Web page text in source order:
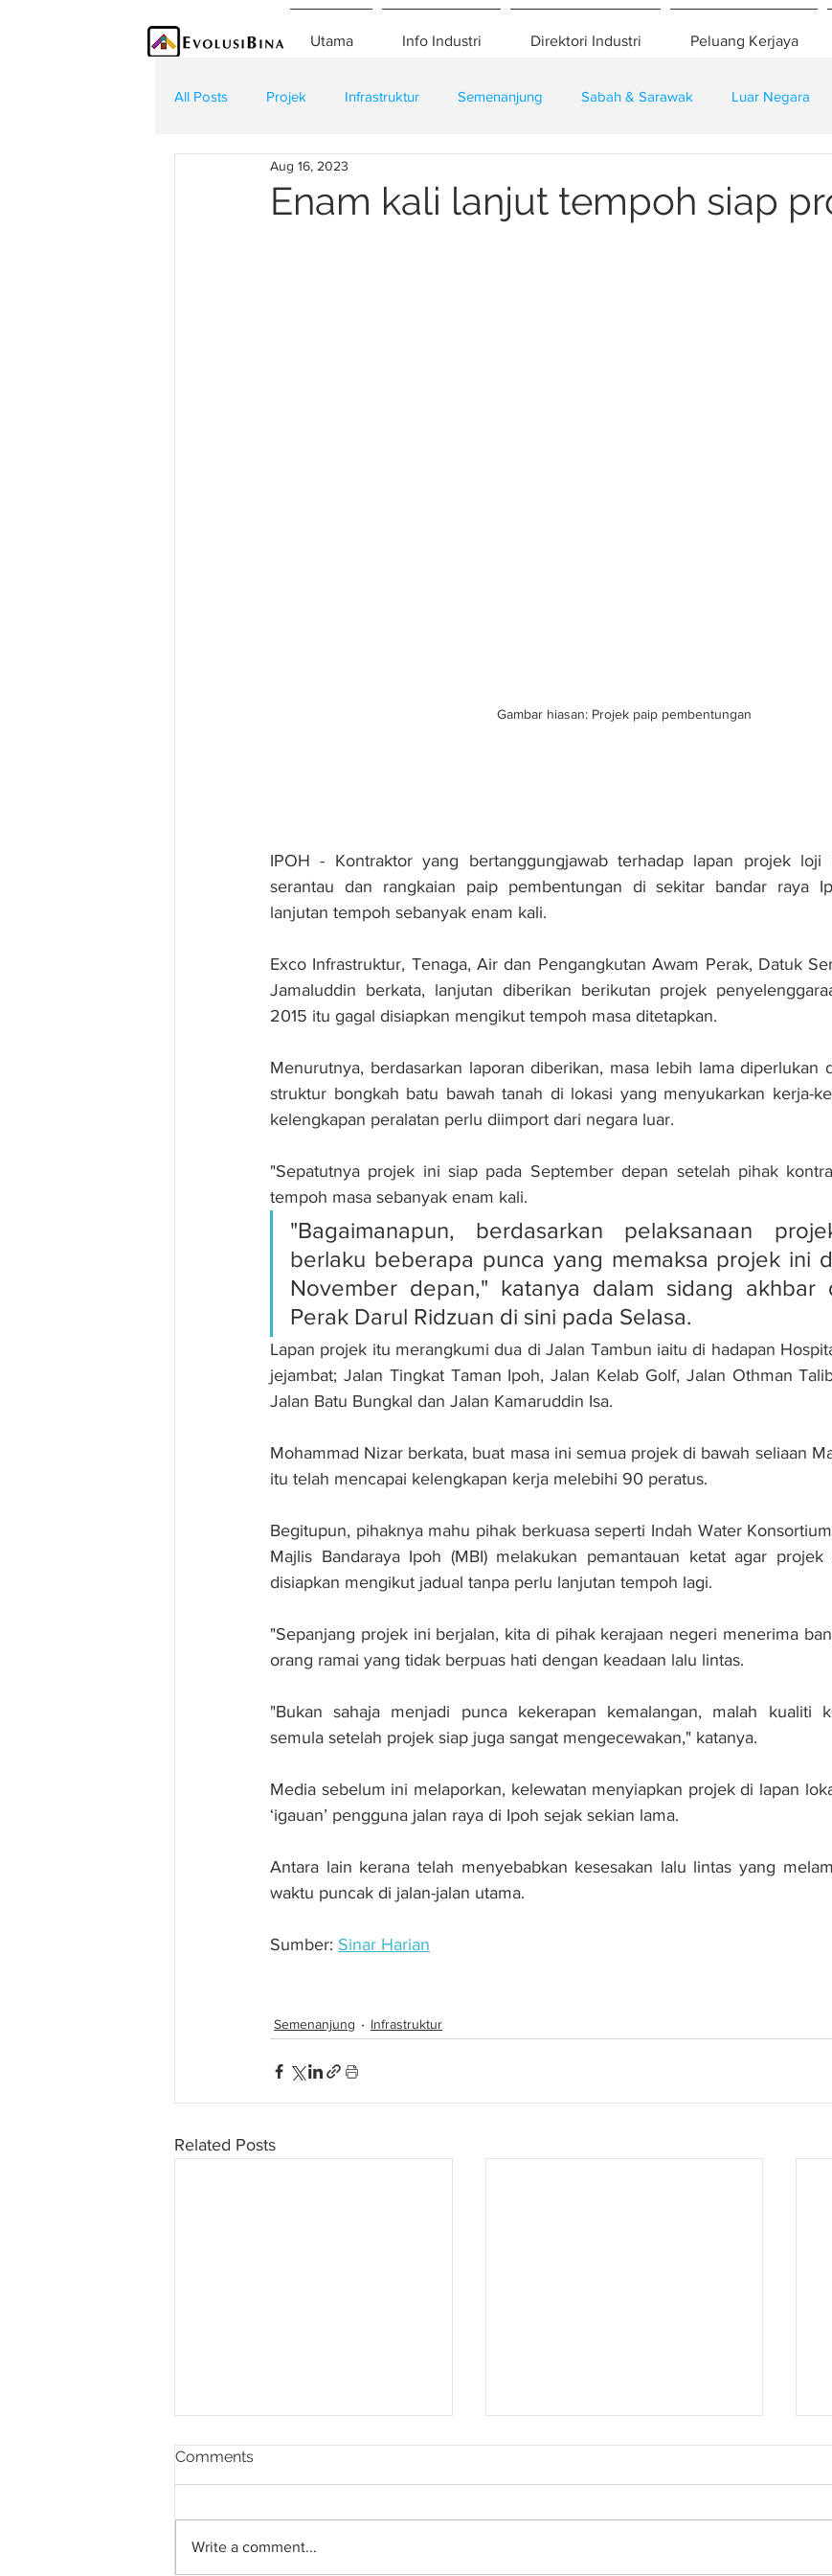
Utama Info Industri Direktori Industri Peluang Kerjaya
All Posts Projek Infrastruktur Semenanjung Sabah & Sarawak Luar Negara
Teknologi Kontraktor
Enam kali lanjut tempoh siap
Aug 16, 2023
Gambar hiasan: Projek paip pembentungan
IPOH - Kontraktor yang bertanggungjawab terhadap lapan projek loji
serantau dan rangkaian paip pembentungan di sekitar bandar raya
lanjutan tempoh sebanyak enam kali.
Exco Infrastruktur, Tenaga, Air dan Pengangkutan Awam Perak, Datuk
Jamaluddin berkata, lanjutan diberikan berikutan projek
2015 itu gagal disiapkan mengikut tempoh masa ditetapkan.
Menurutnya, berdasarkan laporan diberikan, masa lebih lama diperlukan
struktur bongkah batu bawah tanah di lokasi yang menyukarkan kerja-
kelengkapan peralatan perlu diimport dari negara luar.
"Sepatutnya projek ini siap pada September depan setelah pihak
tempoh masa sebanyak enam kali.
"Bagaimanapun, berdasarkan pelaksanaan
berlaku beberapa punca yang memaksa projek ini
November depan," katanya dalam sidang akhbar
Perak Darul Ridzuan di sini pada Selasa.
Lapan projek itu merangkumi dua di Jalan Tambun iaitu di hadapan
jejambat; Jalan Tingkat Taman Ipoh, Jalan Kelab Golf, Jalan Othman
Jalan Batu Bungkal dan Jalan Kamaruddin Isa.
Mohammad Nizar berkata, buat masa ini semua projek di bawah seliaan
itu telah mencapai kelengkapan kerja melebihi 90 peratus.
Begitupun, pihaknya mahu pihak berkuasa seperti Indah Water
Majlis Bandaraya Ipoh (MBI) melakukan pemantauan ketat agar projek
disiapkan mengikut jadual tanpa perlu lanjutan tempoh lagi.
"Sepanjang projek ini berjalan, kita di pihak kerajaan negeri menerima
orang ramai yang tidak berpuas hati dengan keadaan lalu lintas.
"Bukan sahaja menjadi punca kekerapan kemalangan, malah kualiti
semula setelah projek siap juga sangat mengecewakan," katanya.
Media sebelum ini melaporkan, kelewatan menyiapkan projek di lapan
‘igauan’ pengguna jalan raya di Ipoh sejak sekian lama.
Antara lain kerana telah menyebabkan kesesakan lalu lintas yang
waktu puncak di jalan-jalan utama.
Sumber: Sinar Harian
Semenanjung Infrastruktur
Related Posts
Comments
Write a comment...